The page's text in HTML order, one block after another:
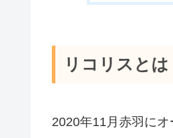
リコリスとは
2020年11月赤羽にオ